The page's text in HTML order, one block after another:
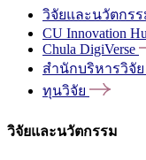
วิจัยและนวัตกรร
CU Innovation
Chula DigiVerse
สำนักบริหารวิจัย
ทุนวิจัย
วิจัยและนวัตกรรม